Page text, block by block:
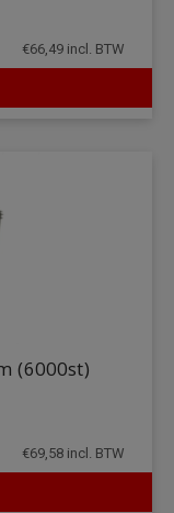
DETAILS
€66,49 incl. BTW
DETAILS
(6000st)
€69,58 incl. BTW